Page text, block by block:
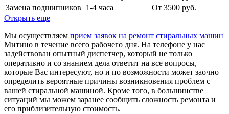
Замена подшипников
1-4 часа
От 3500 руб.
Открыть еще
Мы осуществляем прием заявок на ремонт стиральных машин
Митино в течение всего рабочего дня. На телефоне у нас
задействован опытный диспетчер, который не только
оперативно и со знанием дела ответит на все вопросы,
которые Вас интересуют, но и по возможности может заочно
определить вероятные причины возникновения проблем с
вашей стиральной машиной. Кроме того, в большинстве
ситуаций мы можем заранее сообщить сложность ремонта и
его приблизительную стоимость.